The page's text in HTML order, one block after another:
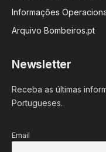
Informações
Arquivo Bombeiros.pt
Newsletter
Receba as últimas
Portugueses.
Email